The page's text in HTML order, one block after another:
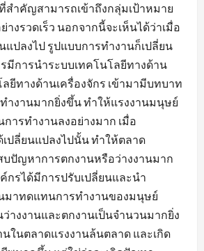
ำคัญสามารถเข้าถึงกลุ่มเป้าหมาย
งรวดเร็ว นอกจากนี้จะเห็นได้ว่าเมื่อ
แปลงไป รูปแบบการทำงานก็เปลี่ยน
มีการนำระบบเทคโนโลยีทางด้าน
ยีทางด้านเครื่องจักร เข้ามามีบทบาท
ำงานมากยิ่งขึ้น ทำให้แรงงานมนุษย์
ารทำงานลงอย่างมาก เมื่อ
ปลี่ยนแปลงไปนั้น ทำให้ตลาด
บปัญหาการตกงานหรือว่างงานมาก
กรได้มีการปรับเปลี่ยนและนำ
มาทดแทนการทำงานของมนุษย์
างงานและตกงานเป็นจำนวนมากยิ่ง
ในตลาดแรงงานล้นตลาด และเกิด